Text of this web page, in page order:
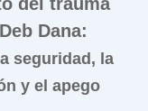
Dana:
seguridad, la
y el apego